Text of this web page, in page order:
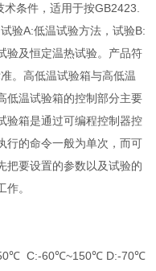
条件，适用于按GB2423.
验A:低温试验方法，试验B:
验及恒定温热试验。产品符
。高低温试验箱与高低温
低温试验箱的控制部分主要
验箱是通过可编程控制器控
行的命令一般为单次，而可
把要设置的参数以及试验的
。
C:-60℃~150℃ D:-70℃